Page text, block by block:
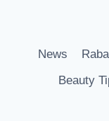
News
Beauty